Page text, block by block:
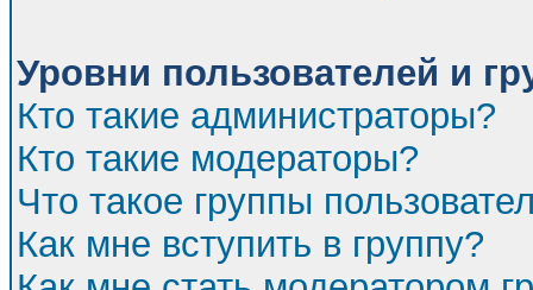
Уровни пользователей и
Кто такие администраторы?
Кто такие модераторы?
Что такое группы
Как мне вступить в группу?